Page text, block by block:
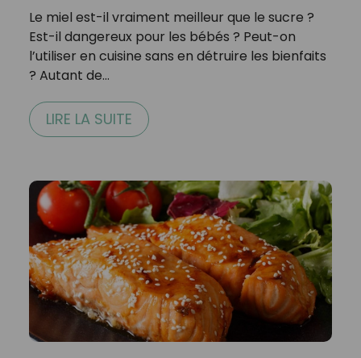
Le miel est-il vraiment meilleur que le sucre ?
Est-il dangereux pour les bébés ? Peut-on
l’utiliser en cuisine sans en détruire les bienfaits
? Autant de…
LIRE LA SUITE